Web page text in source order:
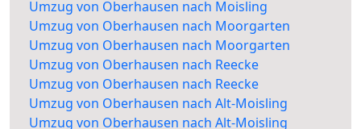
Umzug von Oberhausen nach Moisling
Umzug von Oberhausen nach Moorgarten
Umzug von Oberhausen nach Moorgarten
Umzug von Oberhausen nach Reecke
Umzug von Oberhausen nach Reecke
Umzug von Oberhausen nach Alt-Moisling
Umzug von Oberhausen nach Alt-Moisling